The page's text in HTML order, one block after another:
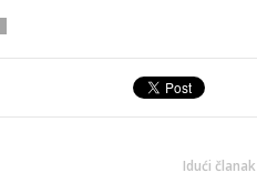
Idući članak